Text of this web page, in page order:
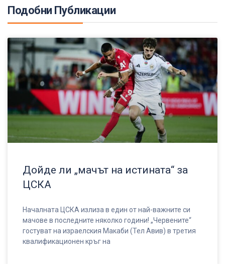
Подобни Публикации
Дойде ли „мачът на истината“ за
ЦСКА
Началната ЦСКА излиза в един от най-важните си
мачове в последните няколко години! „Червените“
гостуват на израелския Макаби (Тел Авив) в третия
квалификационен кръг на